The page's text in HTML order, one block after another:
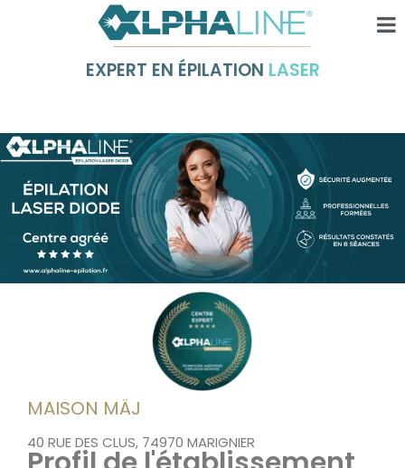
EXPERT EN ÉPILATION LASER
MAISON MÄJ
40 RUE DES CLUS, 74970 MARIGNIER